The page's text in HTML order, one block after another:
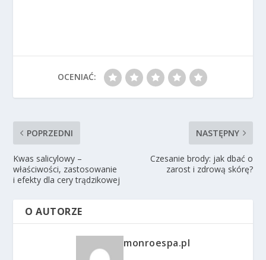
OCENIAĆ:
POPRZEDNI
Kwas salicylowy –
właściwości, zastosowanie
i efekty dla cery trądzikowej
NASTĘPNY
Czesanie brody: jak dbać o
zarost i zdrową skórę?
O AUTORZE
monroespa.pl